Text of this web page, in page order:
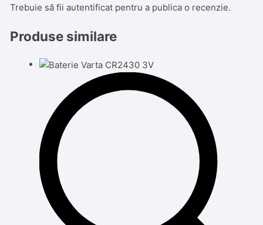
Trebuie să fiiautentificat pentru a publica o recenzie.
Produse similare